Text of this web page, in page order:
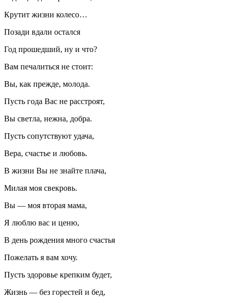
Крутит жизни колесо…
Позади вдали остался
Год прошедший, ну и что?
Вам печалиться не стоит:
Вы, как прежде, молода.
Пусть года Вас не расстроят,
Вы светла, нежна, добра.
Пусть сопутствуют удача,
Вера, счастье и любовь.
В жизни Вы не знайте плача,
Милая моя свекровь.
Вы — моя вторая мама,
Я люблю вас и ценю,
В день рождения много счастья
Пожелать я вам хочу.
Пусть здоровье крепким будет,
Жизнь — без горестей и бед,